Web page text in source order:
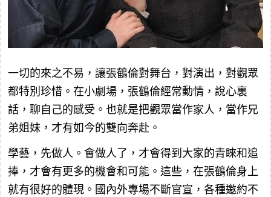
一切的來之不易，讓張鶴倫對舞台，對演出，對觀眾
都特別珍惜。在小劇場，張鶴倫經常動情，說心裏
話，聊自己的感受。也就是把觀眾當作家人，當作兄
弟姐妹，才有如今的雙向奔赴。
學藝，先做人。會做人了，才會得到大家的青睞和追
捧，才會有更多的機會和可能。這些，在張鶴倫身上
就有很好的體現。國內外專場不斷官宣，各種邀約不